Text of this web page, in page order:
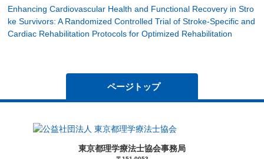
Enhancing Cardiovascular Health and Functional Recovery in Stro
ke Survivors: A Randomized Controlled Trial of Stroke-Specific and
Cardiac Rehabilitation Protocols for Optimized Rehabilitation
ページトップ
東京都理学療法士協会事務局